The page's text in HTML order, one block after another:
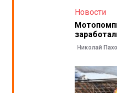
Новости
Николай